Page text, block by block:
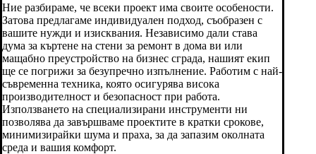
Ние разбираме, че всеки проект има своите особености.
Затова предлагаме индивидуален подход, съобразен с
вашите нужди и изисквания. Независимо дали става
дума за къртене на стени за ремонт в дома ви или
мащабно преустройство на бизнес сграда, нашият екип
ще се погрижи за безупречно изпълнение. Работим с най-
съвременна техника, която осигурява висока
производителност и безопасност при работа.
Използването на специализирани инструменти ни
позволява да завършваме проектите в кратки срокове,
минимизирайки шума и праха, за да запазим околната
среда и вашия комфорт.